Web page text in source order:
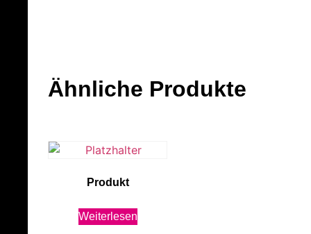
Ähnliche Produkte
Produkt
Weiterlesen